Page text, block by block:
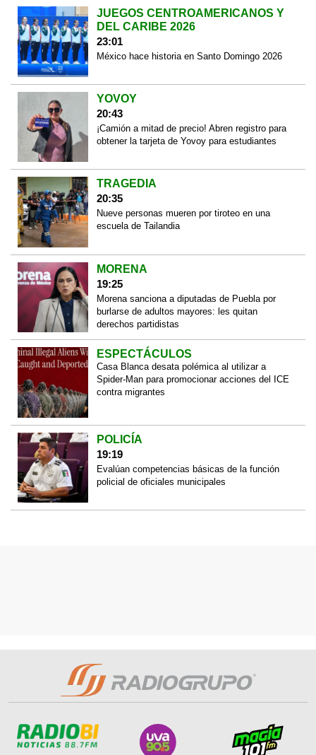
JUEGOS CENTROAMERICANOS Y
DEL CARIBE 2026
23:01
México hace historia en Santo Domingo 2026
YOVOY
20:43
¡Camión a mitad de precio! Abren registro para
obtener la tarjeta de Yovoy para estudiantes
TRAGEDIA
20:35
Nueve personas mueren por tiroteo en una
escuela de Tailandia
MORENA
19:25
Morena sanciona a diputadas de Puebla por
burlarse de adultos mayores: les quitan
derechos partidistas
ESPECTÁCULOS
Casa Blanca desata polémica al utilizar a
Spider-Man para promocionar acciones del ICE
contra migrantes
POLICÍA
19:19
Evalúan competencias básicas de la función
policial de oficiales municipales